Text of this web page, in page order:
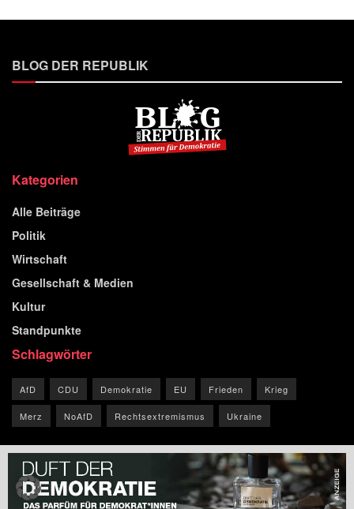
BLOG DER REPUBLIK
Kategorien
Alle Beiträge
Politik
Wirtschaft
Gesellschaft & Medien
Kultur
Standpunkte
Schlagwörter
AfD CDU Demokratie EU Frieden Krieg
Merz NoAfD Rechtsextremismus Ukraine
© 2026 Blog der Republik.